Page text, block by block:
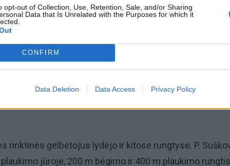
opt-out of Collection, Use, Retention, Sale, and/or Sharing
Data that Is Unrelated with the Purposes for which it
CONFIRM
Data Deletion Data Access Privacy Policy
vėliavėlių rungtyse.
pakylos M. Alseika jau lipo kartu su
- estafetėje su gelbėjimo diržais.
rinktinės gelbėtojus lydėjo ir kitose rungtyse. P.
jūroje, 200 m bėgimo ir 400 m plaukimo